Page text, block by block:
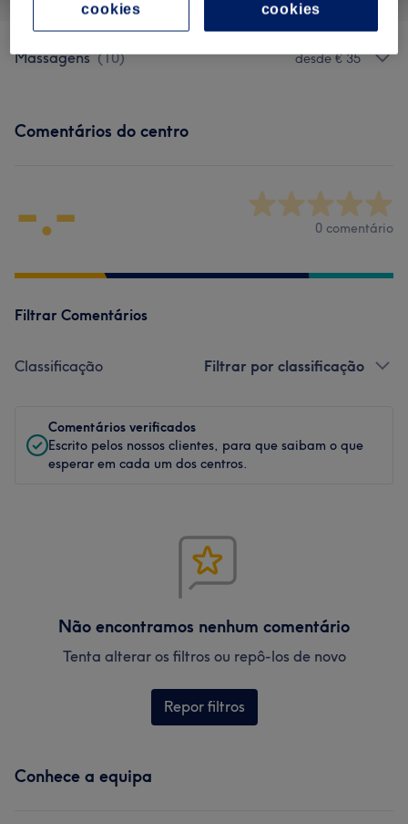
Massagens (10) desde € 35
Comentários do centro
-.- 0 comentário
Filtrar Comentários
Classificação Filtrar por classificação
Comentários verificados
Escrito pelos nossos clientes, para que saibam o que
esperar em cada um dos centros.
Não encontramos nenhum comentário
Tenta alterar os filtros ou repô-los de novo
Repor filtros
Conhece a equipa
cookies
cookies